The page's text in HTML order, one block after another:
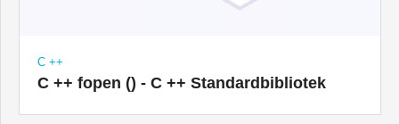
C ++
C ++ fopen () - C ++ Standardbibliotek